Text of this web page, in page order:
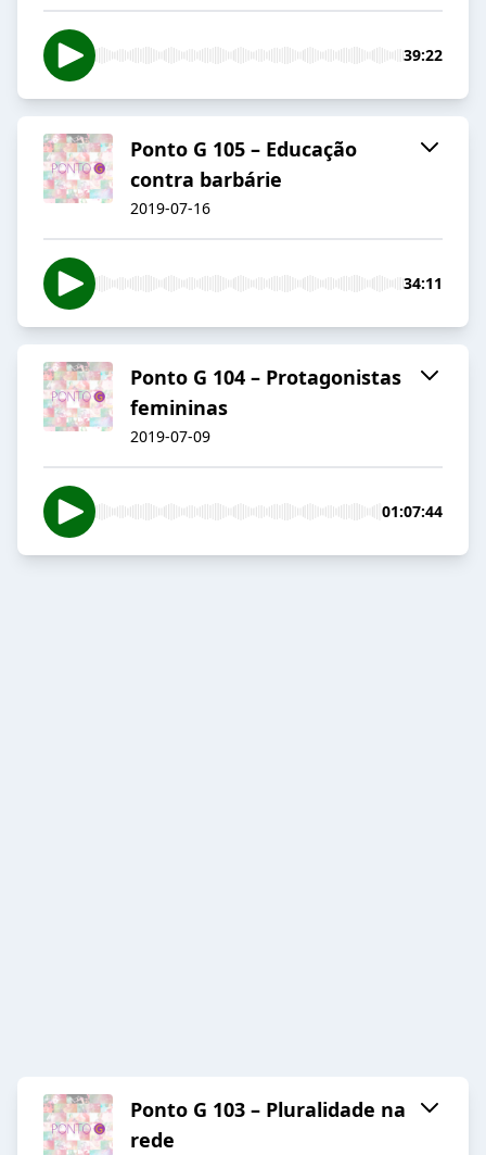
39:22
Ponto G 105 – Educação
contra barbárie
2019-07-16
34:11
Ponto G 104 – Protagonistas
femininas
2019-07-09
01:07:44
Ponto G 103 – Pluralidade na
rede